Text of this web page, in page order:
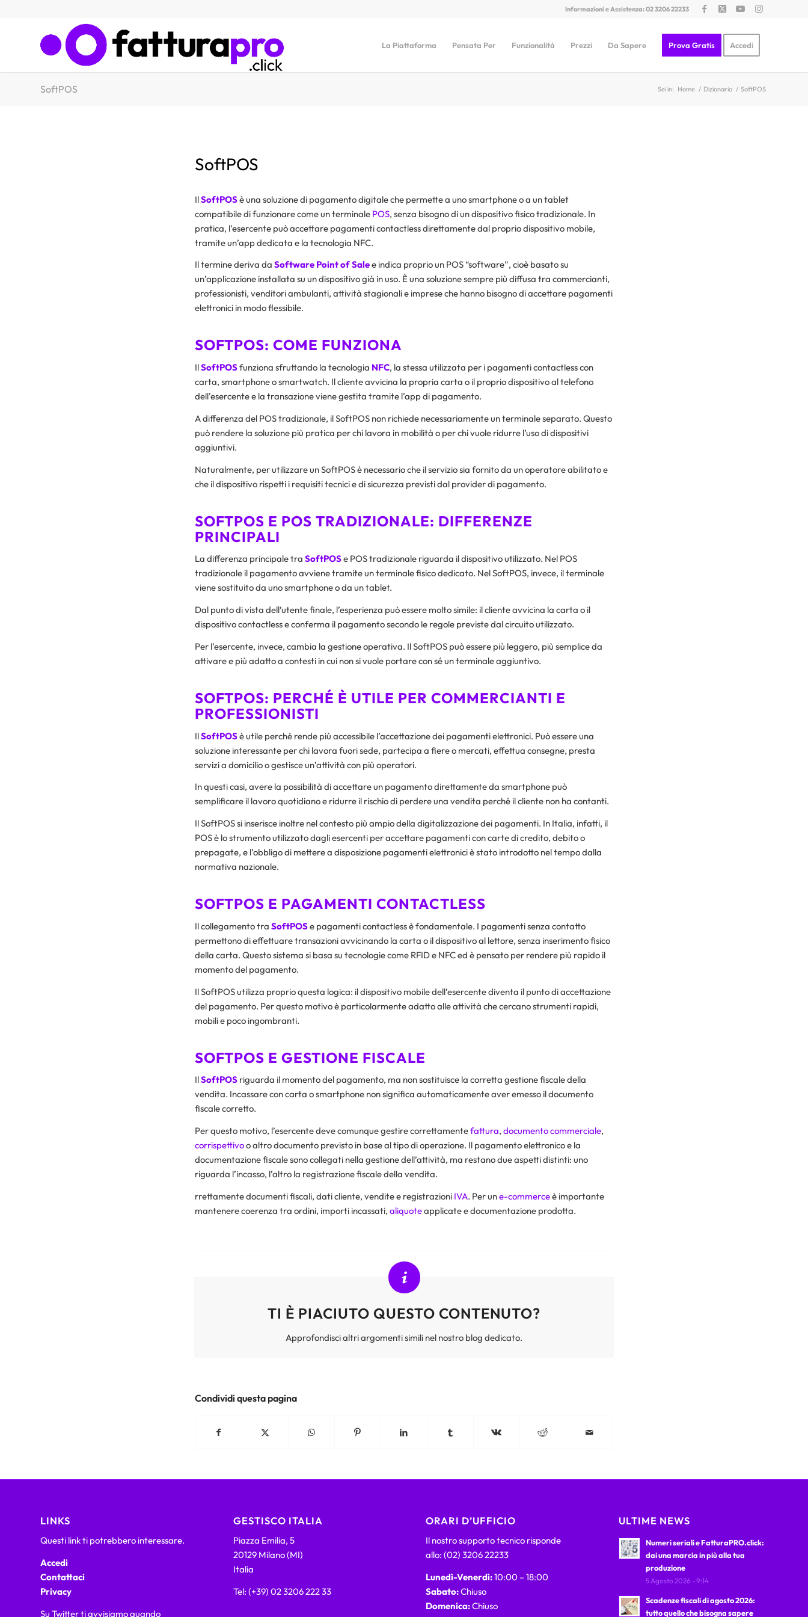
Informazioni e Assistenza: 02 3206 22233
La Piattaforma Pensata Per Funzionalità Prezzi Da Sapere Prova Gratis Accedi
SoftPOS Sei in: Home / Dizionario / SoftPOS
SoftPOS
IlSoftPOSè una soluzione di pagamento digitale che permette a uno smartphone o a un tablet
compatibile di funzionare come un terminale POS, senza bisogno di un dispositivo fisico tradizionale. In
pratica, l’esercente può accettare pagamenti contactless direttamente dal proprio dispositivo mobile,
tramite un’app dedicata e la tecnologia NFC.
Il termine deriva da Software Point of Salee indica proprio un POS “software”, cioè basato su
un’applicazione installata su un dispositivo già in uso. È una soluzione sempre più diffusa tra commercianti,
professionisti, venditori ambulanti, attività stagionali e imprese che hanno bisogno di accettare pagamenti
elettronici in modo flessibile.
SOFTPOS: COME FUNZIONA
IlSoftPOSfunziona sfruttando la tecnologia NFC, la stessa utilizzata per i pagamenti contactless con
carta, smartphone o smartwatch. Il cliente avvicina la propria carta o il proprio dispositivo al telefono
dell’esercente e la transazione viene gestita tramite l’app di pagamento.
A differenza del POS tradizionale, il SoftPOS non richiede necessariamente un terminale separato. Questo
può rendere la soluzione più pratica per chi lavora in mobilità o per chi vuole ridurre l’uso di dispositivi
aggiuntivi.
Naturalmente, per utilizzare un SoftPOS è necessario che il servizio sia fornito da un operatore abilitato e
che il dispositivo rispetti i requisiti tecnici e di sicurezza previsti dal provider di pagamento.
SOFTPOS E POS TRADIZIONALE: DIFFERENZE
PRINCIPALI
La differenza principale tra SoftPOSe POS tradizionale riguarda il dispositivo utilizzato. Nel POS
tradizionale il pagamento avviene tramite un terminale fisico dedicato. Nel SoftPOS, invece, il terminale
viene sostituito da uno smartphone o da un tablet.
Dal punto di vista dell’utente finale, l’esperienza può essere molto simile: il cliente avvicina la carta o il
dispositivo contactless e conferma il pagamento secondo le regole previste dal circuito utilizzato.
Per l’esercente, invece, cambia la gestione operativa. Il SoftPOS può essere più leggero, più semplice da
attivare e più adatto a contesti in cui non si vuole portare con sé un terminale aggiuntivo.
SOFTPOS: PERCHÉ È UTILE PER COMMERCIANTI E
PROFESSIONISTI
IlSoftPOSè utile perché rende più accessibile l’accettazione dei pagamenti elettronici. Può essere una
soluzione interessante per chi lavora fuori sede, partecipa a fiere o mercati, effettua consegne, presta
servizi a domicilio o gestisce un’attività con più operatori.
In questi casi, avere la possibilità di accettare un pagamento direttamente da smartphone può
semplificare il lavoro quotidiano e ridurre il rischio di perdere una vendita perché il cliente non ha contanti.
Il SoftPOS si inserisce inoltre nel contesto più ampio della digitalizzazione dei pagamenti. In Italia, infatti, il
POS è lo strumento utilizzato dagli esercenti per accettare pagamenti con carte di credito, debito o
prepagate, e l’obbligo di mettere a disposizione pagamenti elettronici è stato introdotto nel tempo dalla
normativa nazionale.
SOFTPOS E PAGAMENTI CONTACTLESS
Il collegamento tra SoftPOSe pagamenti contactless è fondamentale. I pagamenti senza contatto
permettono di effettuare transazioni avvicinando la carta o il dispositivo al lettore, senza inserimento fisico
della carta. Questo sistema si basa su tecnologie come RFID e NFC ed è pensato per rendere più rapido il
momento del pagamento.
Il SoftPOS utilizza proprio questa logica: il dispositivo mobile dell’esercente diventa il punto di accettazione
del pagamento. Per questo motivo è particolarmente adatto alle attività che cercano strumenti rapidi,
mobili e poco ingombranti.
SOFTPOS E GESTIONE FISCALE
IlSoftPOSriguarda il momento del pagamento, ma non sostituisce la corretta gestione fiscale della
vendita. Incassare con carta o smartphone non significa automaticamente aver emesso il documento
fiscale corretto.
Per questo motivo, l’esercente deve comunque gestire correttamentefattura, documento commerciale,
corrispettivoo altro documento previsto in base al tipo di operazione. Il pagamento elettronico e la
documentazione fiscale sono collegati nella gestione dell’attività, ma restano due aspetti distinti: uno
riguarda l’incasso, l’altro la registrazione fiscale della vendita.
rrettamente documenti fiscali, dati cliente, vendite e registrazioni IVA. Per une-commerceè importante
mantenere coerenza tra ordini, importi incassati, aliquoteapplicate e documentazione prodotta.
TI È PIACIUTO QUESTO CONTENUTO?
Approfondisci altri argomenti simili nel nostro blog dedicato.
Condividi questa pagina
LINKS
Questi link ti potrebbero interessare.
Accedi
Contattaci
Privacy
Su Twitter ti avvisiamo quando
GESTISCO ITALIA
Piazza Emilia, 5
20129 Milano (MI)
Italia
Tel: (+39) 02 3206 222 33
ORARI D’UFFICIO
Il nostro supporto tecnico risponde
allo: (02) 3206 22233
Lunedì-Venerdì:10:00 – 18:00
Sabato:Chiuso
Domenica:Chiuso
ULTIME NEWS
Numeri seriali e FatturaPRO.click:
dai una marcia in più alla tua
produzione
5 Agosto 2026 - 9:14
Scadenze fiscali di agosto 2026:
tutto quello che bisogna sapere